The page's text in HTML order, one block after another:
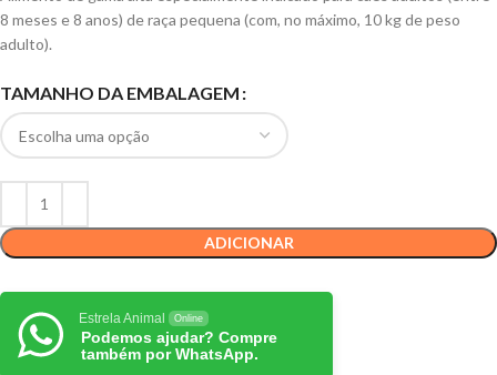
8 meses e 8 anos) de raça pequena (com, no máximo, 10 kg de peso
adulto).
TAMANHO DA EMBALAGEM
ADICIONAR
Estrela Animal Online
Podemos ajudar? Compre
também por WhatsApp.